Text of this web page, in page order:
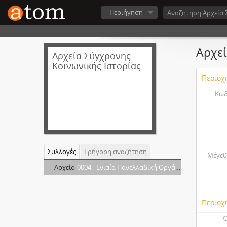
Περιήγηση
Αρχεία Σύγχρονης
Κοινωνικής Ιστορίας
Συλλογές
Γρήγορη αναζήτηση
Αρχείο 0004 - Ενιαία Πανελλαδική Οργάνωση Νέων (ΕΠΟΝ)